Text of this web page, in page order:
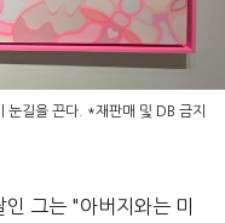
눈길을 끈다. *재판매 및 DB 금지
그는 "아버지와는 미